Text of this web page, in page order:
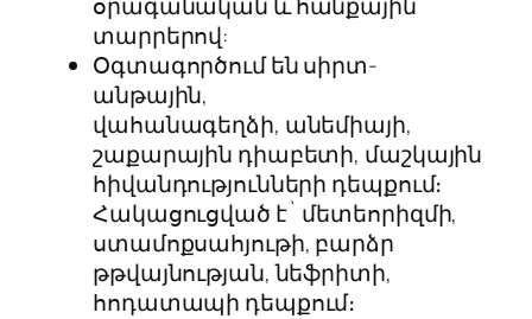
տարրերով:
Օգտագործում են սիրտ-
անթային,
վահանագեղձի, անեմիայի,
շաքարային դիաբետի, մաշկային
հիվանդությունների դեպքում։
Հակացուցված է` մետեորիզմի,
ստամոքսահյութի, բարձր
թթվայնության, նեֆրիտի,
հոդատապի դեպքում։